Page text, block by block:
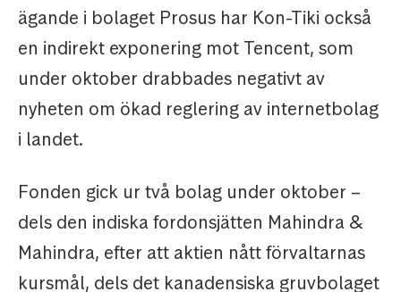
ägande i bolaget Prosus har Kon-Tiki också
en indirekt exponering mot Tencent, som
under oktober drabbades negativt av
nyheten om ökad reglering av internetbolag
i landet.
Fonden gick ur två bolag under oktober –
dels den indiska fordonsjätten Mahindra &
Mahindra, efter att aktien nått förvaltarnas
kursmål, dels det kanadensiska gruvbolaget